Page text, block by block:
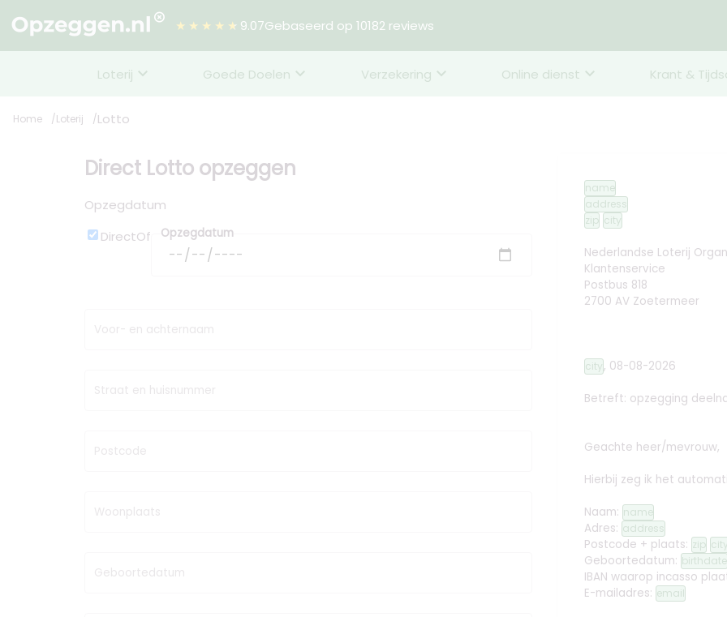
★★★★★ 9.07Gebaseerd op 10182 reviews
Loterij Goede Doelen Verzekering Online dienst Krant &
Home Loterij Lotto
Direct Lotto opzeggen
Opzegdatum
DirectOf Opzegdatum
Voor- en achternaam
Straat en huisnummer
Postcode
Woonplaats
Geboortedatum
name
address
zip city
Nederlandse Loterij
Klantenservice
Postbus 818
2700 AV Zoetermeer
city, 08-08-2026
Betreft: opzegging
Geachte heer/mevrouw,
Hierbij zeg ik het
Naam: name
Adres: address
Postcode + plaats: zip city
Geboortedatum: birthdate
IBAN waarop incasso
E-mailadres: email